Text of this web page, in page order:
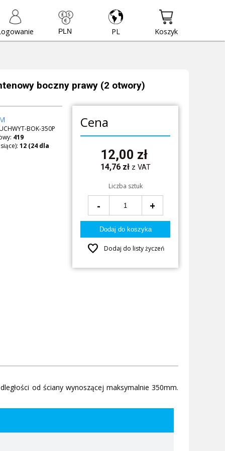
PL Koszyk
boczny prawy (2 otwory)
BOK-350P
419
Cena
12,00 zł
14,76zł z VAT
Liczba sztuk
- +
favorite Dodaj do listy życzeń
od ściany wynoszącej maksymalnie 350mm.